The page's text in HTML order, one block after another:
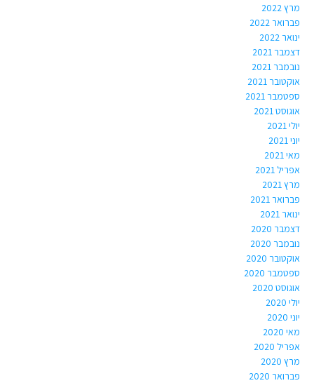
מרץ 2022
פברואר 2022
ינואר 2022
דצמבר 2021
נובמבר 2021
אוקטובר 2021
ספטמבר 2021
אוגוסט 2021
יולי 2021
יוני 2021
מאי 2021
אפריל 2021
מרץ 2021
פברואר 2021
ינואר 2021
דצמבר 2020
נובמבר 2020
אוקטובר 2020
ספטמבר 2020
אוגוסט 2020
יולי 2020
יוני 2020
מאי 2020
אפריל 2020
מרץ 2020
פברואר 2020